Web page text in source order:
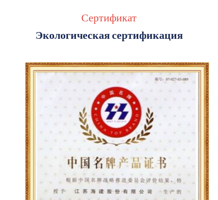
Сертификат
Экологическая сертификация